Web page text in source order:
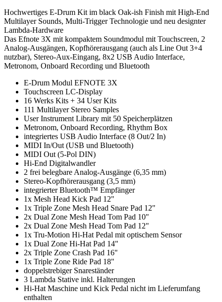
Hochwertiges E-Drum Kit im black Oak-ish Finish mit High-End
Multilayer Sounds, Multi-Trigger Technologie und neu designter
Lambda-Hardware
Das Efnote 3X mit kompaktem Soundmodul mit Touchscreen, 2
Analog-Ausgängen, Kopfhörerausgang (auch als Line Out 3+4
nutzbar), Stereo-Aux-Eingang, 8x2 USB Audio Interface,
Metronom, Onboard Recording und Bluetooth
E-Drum Modul EFNOTE 3X
Touchscreen LC-Display
16 Werks Kits + 34 User Kits
111 Multilayer Stereo Samples
User Instrument Library mit 50 Speicherplätzen
Metronom, Onboard Recording, Rhythm Box
integriertes USB Audio Interface (8 Out/2 In)
MIDI In/Out (USB und Bluetooth)
MIDI Out (5-Pol DIN)
Hi-End Digitalwandler
2 frei belegbare Analog-Ausgänge (6,35 mm)
Stereo-Kopfhörerausgang (3,5 mm)
integrierter Bluetooth™ Empfänger
1x Mesh Head Kick Pad 12"
1x Triple Zone Mesh Head Snare Pad 12"
2x Dual Zone Mesh Head Tom Pad 10"
2x Dual Zone Mesh Head Tom Pad 12"
1x Tru-Motion Hi-Hat Pedal mit optischem Sensor
1x Dual Zone Hi-Hat Pad 14"
2x Triple Zone Crash Pad 16"
1x Triple Zone Ride Pad 18"
doppelstrebiger Snareständer
3 Lambda Stative inkl. Halterungen
Hi-Hat Maschine und Kick Pedal nicht im Lieferumfang
enthalten